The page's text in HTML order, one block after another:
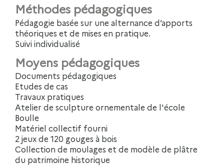
Méthodes pédagogiques
Pédagogie basée sur une alternance d’apports
théoriques et de mises en pratique.
Suivi individualisé
Moyens pédagogiques
Documents pédagogiques
Etudes de cas
Travaux pratiques
Atelier de sculpture ornementale de l'école
Boulle
Matériel collectif fourni
2 jeux de 120 gouges à bois
Collection de moulages et de modèle de plâtre
du patrimoine historique